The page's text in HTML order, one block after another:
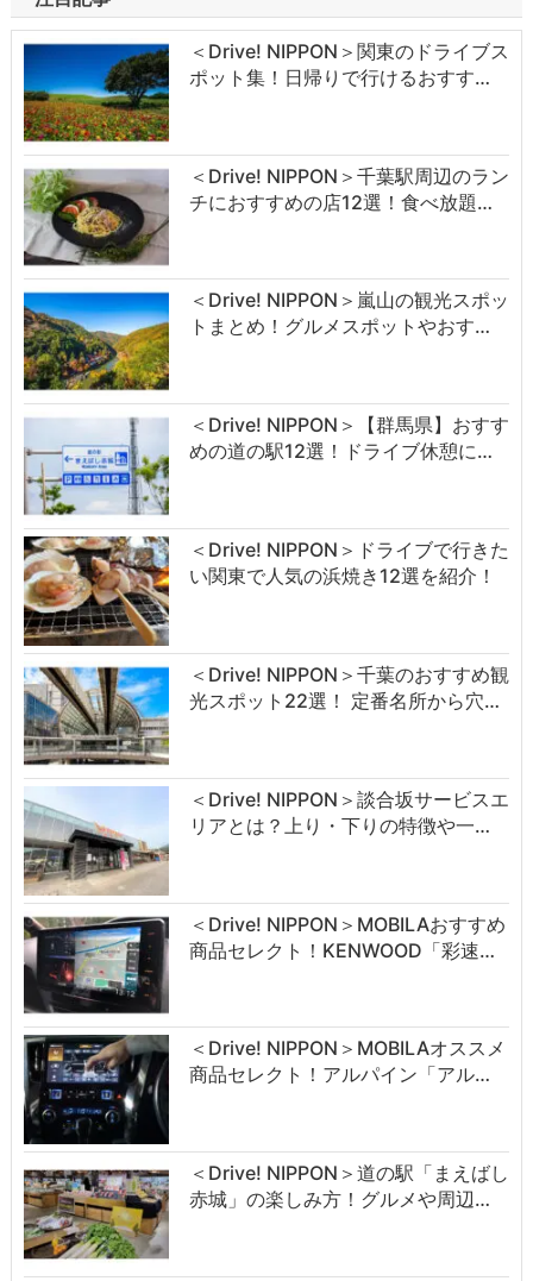
＜Drive! NIPPON＞関東のドライブス
ポット集！日帰りで行けるおすす…
＜Drive! NIPPON＞千葉駅周辺のラン
チにおすすめの店12選！食べ放題…
＜Drive! NIPPON＞嵐山の観光スポッ
トまとめ！グルメスポットやおす…
＜Drive! NIPPON＞【群馬県】おすす
めの道の駅12選！ドライブ休憩に…
＜Drive! NIPPON＞ドライブで行きた
い関東で人気の浜焼き12選を紹介！
＜Drive! NIPPON＞千葉のおすすめ観
光スポット22選！ 定番名所から穴…
＜Drive! NIPPON＞談合坂サービスエ
リアとは？上り・下りの特徴や一…
＜Drive! NIPPON＞MOBILAおすすめ
商品セレクト！KENWOOD「彩速…
＜Drive! NIPPON＞MOBILAオススメ
商品セレクト！アルパイン「アル…
＜Drive! NIPPON＞道の駅「まえばし
赤城」の楽しみ方！グルメや周辺…